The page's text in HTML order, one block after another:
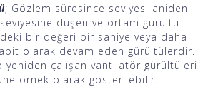
; Gözlem süresince seviyesi aniden
düşen ve ortam gürültü
bir değeri bir saniye veya daha
olarak devam eden gürültülerdir.
yeniden çalışan vantilatör gürültüleri
örnek olarak gösterilebilir.